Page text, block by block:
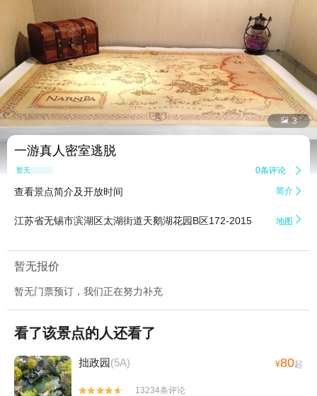
 3
一游真人密室逃脱
暂无点评 0条评论 
查看景点简介及开放时间 简介 
江苏省无锡市滨湖区太湖街道天鹅湖花园B区172-2015 地图 
暂无报价
暂无门票预订，我们正在努力补充
看了该景点的人还看了
拙政园(5A) ¥80起


13234条评论